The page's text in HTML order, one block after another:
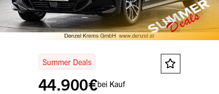
Summer Deals
44.900€bei Kauf